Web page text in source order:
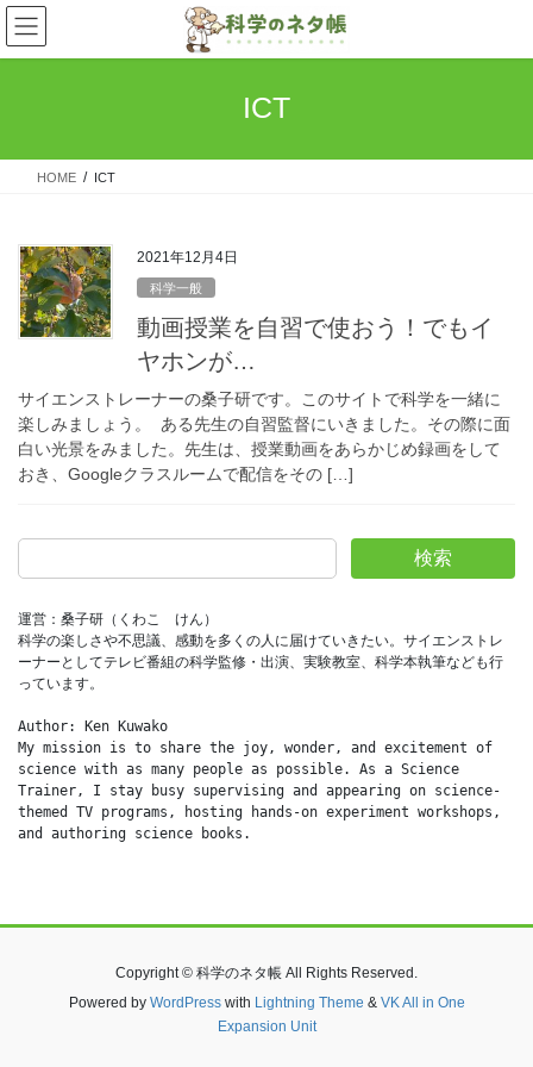
コ
ン
テ
ス
ナ
ビ
ゲ
ン
ICT
HOME ICT
2021年12月4日
科学一般
動画授業を自習で使おう！でもイ
ヤホンが…
サイエンストレーナーの桑子研です。このサイトで科学を一緒に
楽しみましょう。 ある先生の自習監督にいきました。その際に面
白い光景をみました。先生は、授業動画をあらかじめ録画をして
おき、Googleクラスルームで配信をその […]
検索
運営：桑子研（くわこ　けん）
科学の楽しさや不思議、感動を多くの人に届けていきたい。サイエンストレ
ーナーとしてテレビ番組の科学監修・出演、実験教室、科学本執筆なども行
っています。
Author: Ken Kuwako
My mission is to share the joy, wonder, and excitement of
science with as many people as possible. As a Science
Trainer, I stay busy supervising and appearing on science-
themed TV programs, hosting hands-on experiment workshops,
and authoring science books.
Copyright © 科学のネタ帳 All Rights Reserved.
Powered by WordPresswith Lightning Theme & VK All in One
Expansion Unit